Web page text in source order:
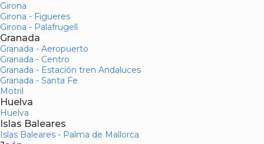
Girona
Girona - Figueres
Girona - Palafrugell
Granada
Granada - Aeropuerto
Granada - Centro
Granada - Estación tren Andaluces
Granada - Santa Fe
Motril
Huelva
Huelva
Islas Baleares
Islas Baleares - Palma de Mallorca